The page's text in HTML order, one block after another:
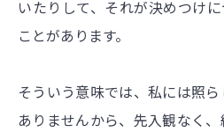
いたりして、それが決めつけ
ことがあります。
そういう意味では、私には照
ありませんから、先入観なく